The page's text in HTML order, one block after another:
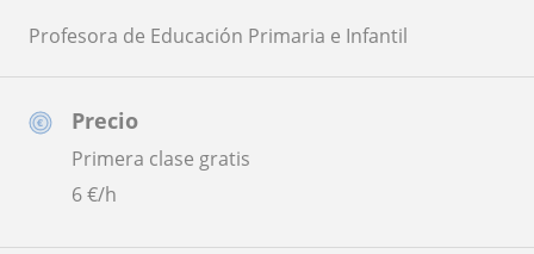
Precio
Primera clase gratis
6€/h
Profesora de Educación Primaria e Infantil